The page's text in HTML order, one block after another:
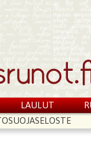
LAULUT